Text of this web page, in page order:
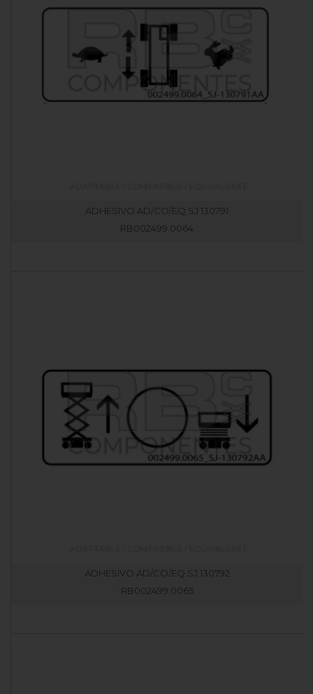
ADHESIVO AD/CO/EQ SJ 130791
RB002499.0064
ADHESIVO AD/CO/EQ SJ 130792
RB002499.0065